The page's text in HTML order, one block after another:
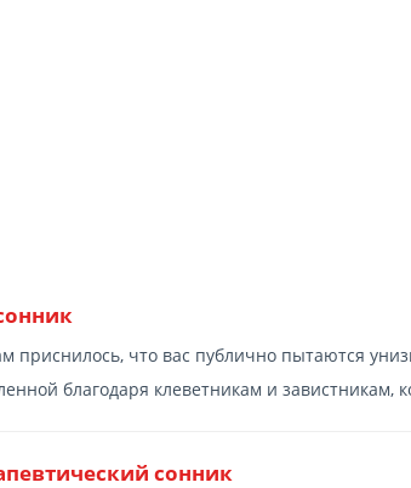
приснилось, что вас публично пытаются
благодаря клеветникам и
сонник